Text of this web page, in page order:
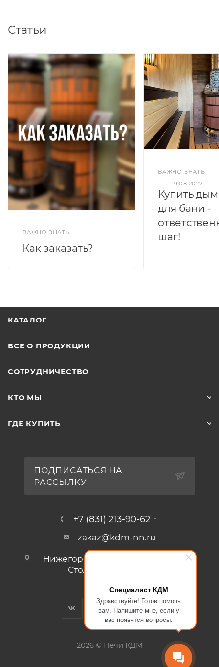
Специалист КДМ
Здравствуйте! Готов помочь
вам. Напишите мне, если у
вас появятся вопросы.
Статьи
ВАЖНО ЗНАТЬ
Как заказать?
ВАЖНО ЗНАТЬ
— 19.08.2022
Купить
для бани -
шаг!
КАТАЛОГ
ВСЕ О ПРОДУКЦИИ
СОТРУДНИЧЕСТВО
КТО МЫ
ГДЕ КУПИТЬ
ПОДПИСАТЬСЯ НА
РАССЫЛКУ
+7 (831) 213-90-62
zakaz@kdm-nn.ru
Нижегородская обл., г. Кстово, ул.
Столбищенская, стр.3.
2026 © Печи КДМ